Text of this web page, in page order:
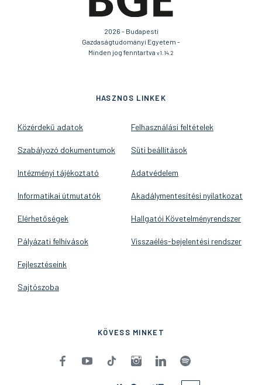
2026 - Budapesti
Gazdaságtudományi Egyetem -
Minden jog fenntartva v1.14.2
HASZNOS LINKEK
Közérdekű adatok
Szabályozó dokumentumok
Intézményi tájékoztató
Informatikai útmutatók
Elérhetőségek
Pályázati felhívások
Fejlesztéseink
Sajtószoba
Felhasználási feltételek
Süti beállítások
Adatvédelem
Akadálymentesítési nyilatkozat
Hallgatói Követelményrendszer
Visszaélés-bejelentési rendszer
KÖVESS MINKET